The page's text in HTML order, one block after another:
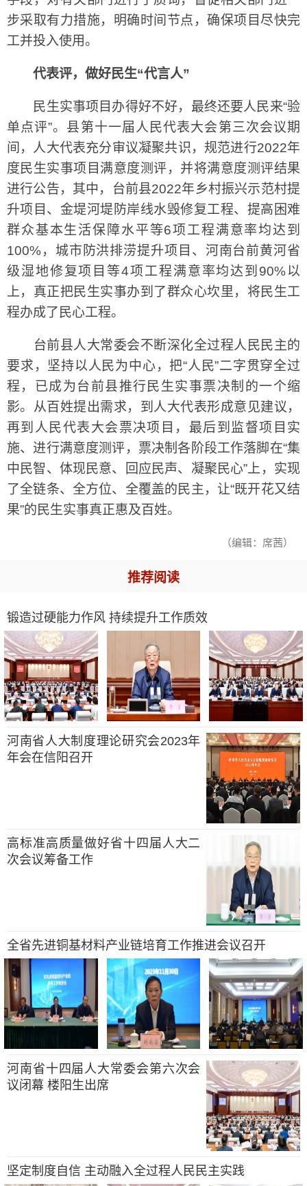
步采取有力措施，明确时间节点，确保项目尽快完
工并投入使用。
代表评，做好民生“代言人”
民生实事项目办得好不好，最终还要人民来“验
单点评”。县第十一届人民代表大会第三次会议期
间，人大代表充分审议凝聚共识，规范进行2022年
度民生实事项目满意度测评，并将满意度测评结果
进行公告，其中，台前县2022年乡村振兴示范村提
升项目、金堤河堤防岸线水毁修复工程、提高困难
群众基本生活保障水平等6项工程满意率均达到
100%，城市防洪排涝提升项目、河南台前黄河省
级湿地修复项目等4项工程满意率均达到90%以
上，真正把民生实事办到了群众心坎里，将民生工
程办成了民心工程。
台前县人大常委会不断深化全过程人民民主的
要求，坚持以人民为中心，把“人民”二字贯穿全过
程，已成为台前县推行民生实事票决制的一个缩
影。从百姓提出需求，到人大代表形成意见建议，
再到人民代表大会票决项目，最后到监督项目实
施、进行满意度测评，票决制各阶段工作落脚在“集
中民智、体现民意、回应民声、凝聚民心”上，实现
了全链条、全方位、全覆盖的民主，让“既开花又结
果”的民生实事真正惠及百姓。
（编辑：席茜）
推荐阅读
锻造过硬能力作风 持续提升工作质效
河南省人大制度理论研究会2023年
年会在信阳召开
高标准高质量做好省十四届人大二
次会议筹备工作
全省先进铜基材料产业链培育工作推进会议召开
河南省十四届人大常委会第六次会
议闭幕 楼阳生出席
坚定制度自信 主动融入全过程人民民主实践